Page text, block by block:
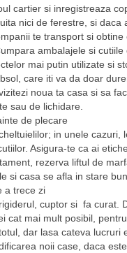
cartier si inregistreaza
nici de ferestre, si daca
te transport si
ambalajele si
mai putin utilizate si
care iti va da doar
noua ta casa si sa
sau de lichidare.
de plecare
in unele cazuri,
Asigura-te ca ai
rezerva liftul de
si casa se afla in stare
a trece zi
cuptor si fa curat.
cat mai mult posibil,
dar lasa cateva lucruri
noii case, daca